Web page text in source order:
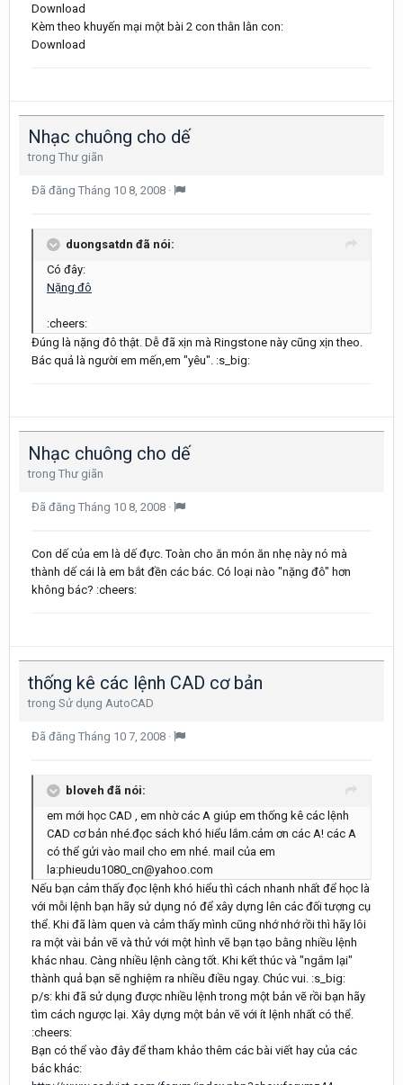
Download
Kèm theo khuyến mại một bài 2 con thằn lằn con:
Download
Nhạc chuông cho dế
trong Thư giãn
Đã đăng Tháng 10 8, 2008 ·
duongsatdn đã nói:
Có đây:
Nặng đô
:cheers:
Đúng là nặng đô thật. Dễ đã xịn mà Ringstone này cũng xịn theo.
Bác quả là người em mến,em "yêu". :s_big:
Nhạc chuông cho dế
trong Thư giãn
Đã đăng Tháng 10 8, 2008 ·
Con dế của em là dế đực. Toàn cho ăn món ăn nhẹ này nó mà
thành dế cái là em bắt đền các bác. Có loại nào "nặng đô" hơn
không bác? :cheers:
thống kê các lệnh CAD cơ bản
trong Sử dụng AutoCAD
Đã đăng Tháng 10 7, 2008 ·
bloveh đã nói:
em mới học CAD , em nhờ các A giúp em thống kê các lệnh
CAD cơ bản nhé.đọc sách khó hiểu lắm.cảm ơn các A! các A
có thể gửi vào mail cho em nhé. mail của em
la:phieudu1080_cn@yahoo.com
Nếu bạn cảm thấy đọc lệnh khó hiểu thì cách nhanh nhất để học là
với mỗi lệnh bạn hãy sử dụng nó để xây dựng lên các đối tượng cụ
thể. Khi đã làm quen và cảm thấy mình cũng nhớ nhớ rồi thì hãy lôi
ra một vài bản vẽ và thử với một hình vẽ bạn tạo bằng nhiều lệnh
khác nhau. Càng nhiều lệnh càng tốt. Khi kết thúc và "ngắm lại"
thành quả bạn sẽ nghiệm ra nhiều điều ngay. Chúc vui. :s_big:
p/s: khi đã sử dụng được nhiều lệnh trong một bản vẽ rồi bạn hãy
tìm cách ngược lại. Xây dựng một bản vẽ với ít lệnh nhất có thể.
:cheers:
Bạn có thể vào đây để tham khảo thêm các bài viết hay của các
bác khác: